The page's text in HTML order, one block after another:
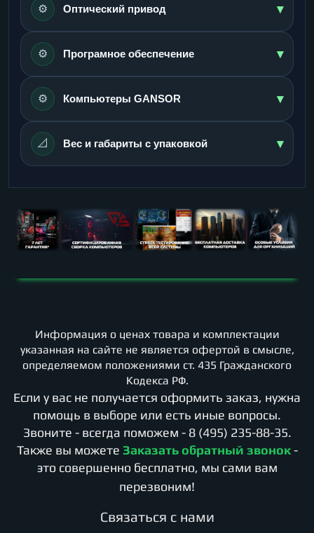
⚙️ Оптический привод ▾
⚙️ Програмное обеспечение ▾
⚙️ Компьютеры GANSOR ▾
📐 Вес и габариты с упаковкой ▾
Информация о ценах товара и комплектации
указанная на сайте не является офертой в смысле,
определяемом положениями ст. 435 Гражданского
Кодекса РФ.
Если у вас не получается оформить заказ, нужна
помощь в выборе или есть иные вопросы.
Звоните - всегда поможем - 8 (495) 235-88-35.
Также вы можете Заказать обратный звонок -
это совершенно бесплатно, мы сами вам
перезвоним!
Cвязаться с нами